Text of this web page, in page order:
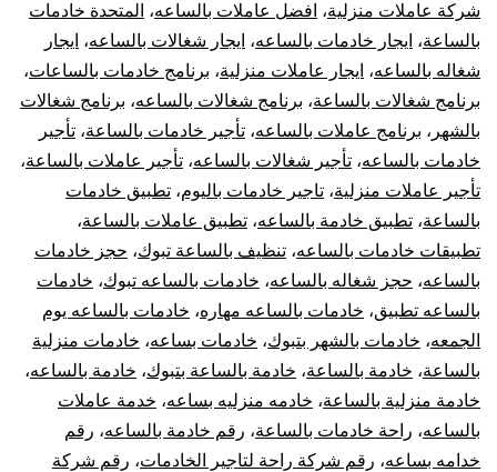
شركة عاملات منزلية، افضل عاملات بالساعه، المتحدة خادمات
بالساعة، ايجار خادمات بالساعه، ايجار شغالات بالساعه، ايجار
شغاله بالساعه، ايجار عاملات منزلية، برنامج خادمات بالساعات،
برنامج شغالات بالساعة، برنامج شغالات بالساعه، برنامج شغالات
بالشهر ، برنامج عاملات بالساعه، تأجير خادمات بالساعة، تأجير
خادمات بالساعه، تأجير شغالات بالساعه، تأجير عاملات بالساعة،
تأجير عاملات منزلية، تاجير خادمات باليوم، تطبيق خادمات
بالساعة، تطبيق خادمة بالساعه، تطبيق عاملات بالساعة،
تطبيقات خادمات بالساعه، تنظيف بالساعة تبوك، حجز خادمات
بالساعه، حجز شغاله بالساعه، خادمات بالساعه تبوك، خادمات
بالساعه تطبيق، خادمات بالساعه مهاره، خادمات بالساعه يوم
الجمعه، خادمات بالشهر بتبوك، خادمات بساعه، خادمات منزلية
بالساعة، خادمة بالساعة، خادمة بالساعة بتبوك، خادمة بالساعه،
خادمة منزلية بالساعة، خادمه منزليه بساعه، خدمة عاملات
بالساعه، راحة خادمات بالساعة، رقم خادمة بالساعه، رقم
خدامه بساعه، رقم شركة راحة لتاجير الخادمات، رقم شركة